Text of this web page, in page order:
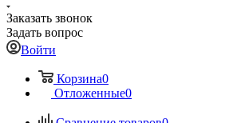
Заказать звонок
Задать вопрос
Войти
Корзина0
Отложенные0